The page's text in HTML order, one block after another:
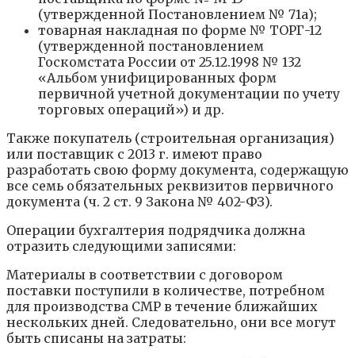
(утвержденной Постановлением № 71а);
товарная накладная по форме № ТОРГ-12
(утвержденной постановлением
Госкомстата России от 25.12.1998 № 132
«Альбом унифицированных форм
первичной учетной документации по учету
торговых операций») и др.
Также покупатель (строительная организация)
или поставщик с 2013 г. имеют право
разработать свою форму документа, содержащую
все семь обязательных реквизитов первичного
документа (ч. 2 ст. 9 Закона № 402-ФЗ).
Операции бухгалтерия подрядчика должна
отразить следующими записями:
Материалы в соответствии с договором
поставки поступили в количестве, потребном
для производства СМР в течение ближайших
нескольких дней. Следовательно, они все могут
быть списаны на затраты: